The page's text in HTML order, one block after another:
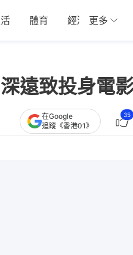
體育 經濟 01深圳
更多
遠致投身電
在Google
追蹤《香港01》
35